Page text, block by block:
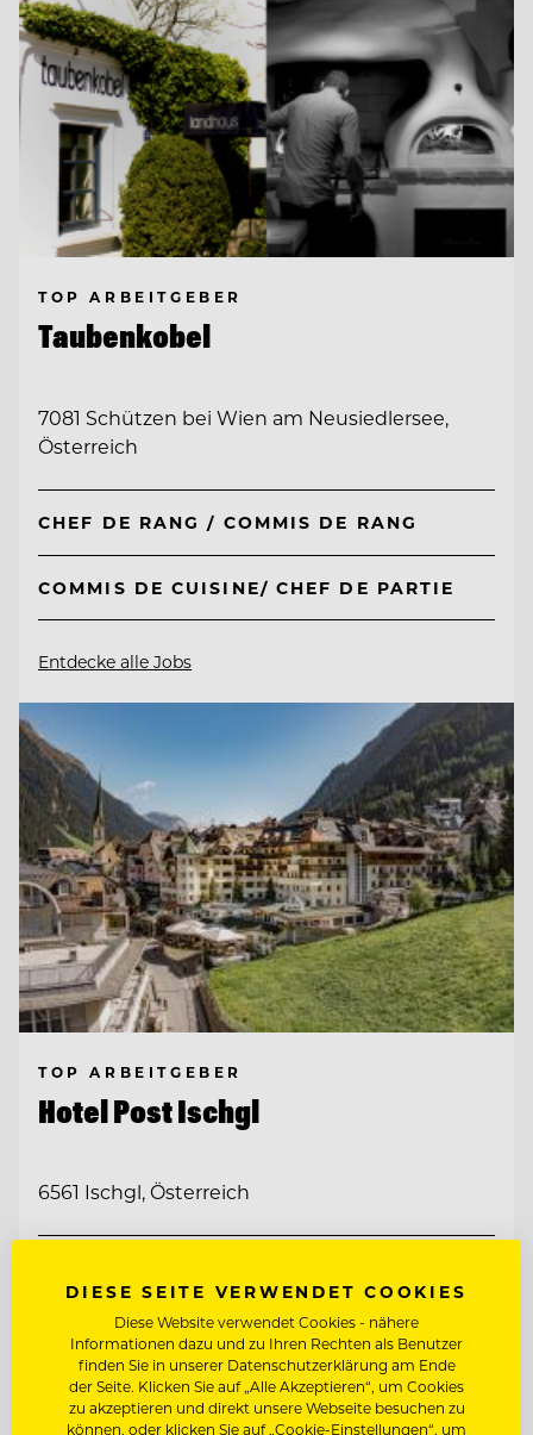
TOP ARBEITGEBER
Taubenkobel
7081 Schützen bei Wien am Neusiedlersee,
Österreich
CHEF DE RANG / COMMIS DE RANG
COMMIS DE CUISINE/ CHEF DE PARTIE
Entdecke alle Jobs
TOP ARBEITGEBER
Hotel Post Ischgl
6561 Ischgl, Österreich
ZAHLKELLNER (M/W/D)
Entdecke alle Jobs
DIESE SEITE VERWENDET COOKIES
Diese Website verwendet Cookies - nähere
Informationen dazu und zu Ihren Rechten als Benutzer
finden Sie in unserer Datenschutzerklärung am Ende
der Seite. Klicken Sie auf „Alle Akzeptieren“, um Cookies
zu akzeptieren und direkt unsere Webseite besuchen zu
können, oder klicken Sie auf „Cookie-Einstellungen“, um